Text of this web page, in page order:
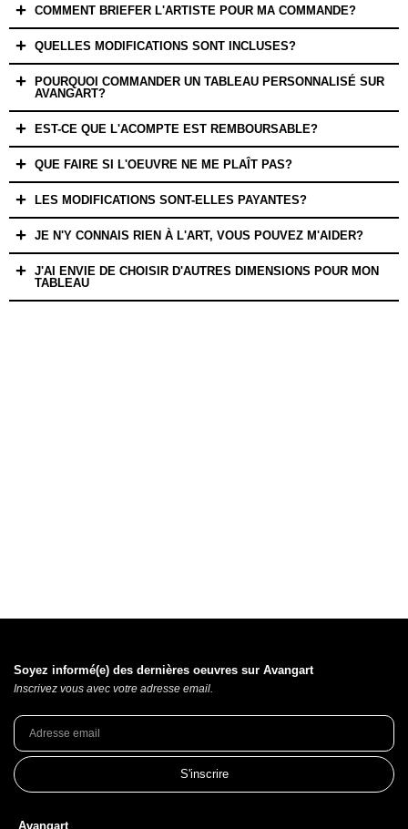
COMMENT BRIEFER L'ARTISTE POUR MA COMMANDE?
QUELLES MODIFICATIONS SONT INCLUSES?
POURQUOI COMMANDER UN TABLEAU PERSONNALISÉ SUR
AVANGART?
EST-CE QUE L'ACOMPTE EST REMBOURSABLE?
QUE FAIRE SI L'OEUVRE NE ME PLAÎT PAS?
LES MODIFICATIONS SONT-ELLES PAYANTES?
JE N'Y CONNAIS RIEN À L'ART, VOUS POUVEZ M'AIDER?
J'AI ENVIE DE CHOISIR D'AUTRES DIMENSIONS POUR MON
TABLEAU
Avangart
Soyez informé(e) des dernières oeuvres sur Avangart
Inscrivez vous avec votre adresse email.
S'inscrire